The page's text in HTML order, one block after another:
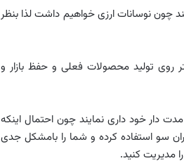
چون نوسانات ارزی خواهیم داشت لذا بنظر
روی تولید محصولات فعلی و حفظ بازار و
خود داری نمایند چون احتمال اینکه
سو استفاده کرده و شما را بامشکل جدی
مدیریت کنید.